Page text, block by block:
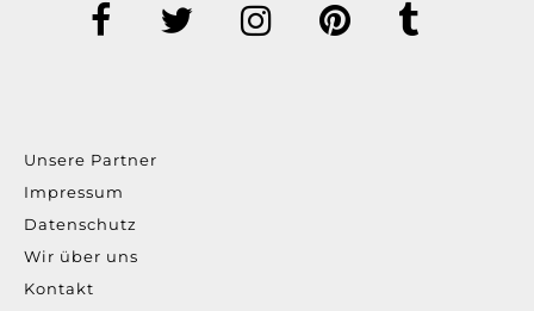
Unsere Partner
Impressum
Datenschutz
Wir über uns
Kontakt